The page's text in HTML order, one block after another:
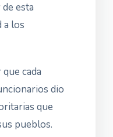
esta
a los
cada
dio
que
pueblos.